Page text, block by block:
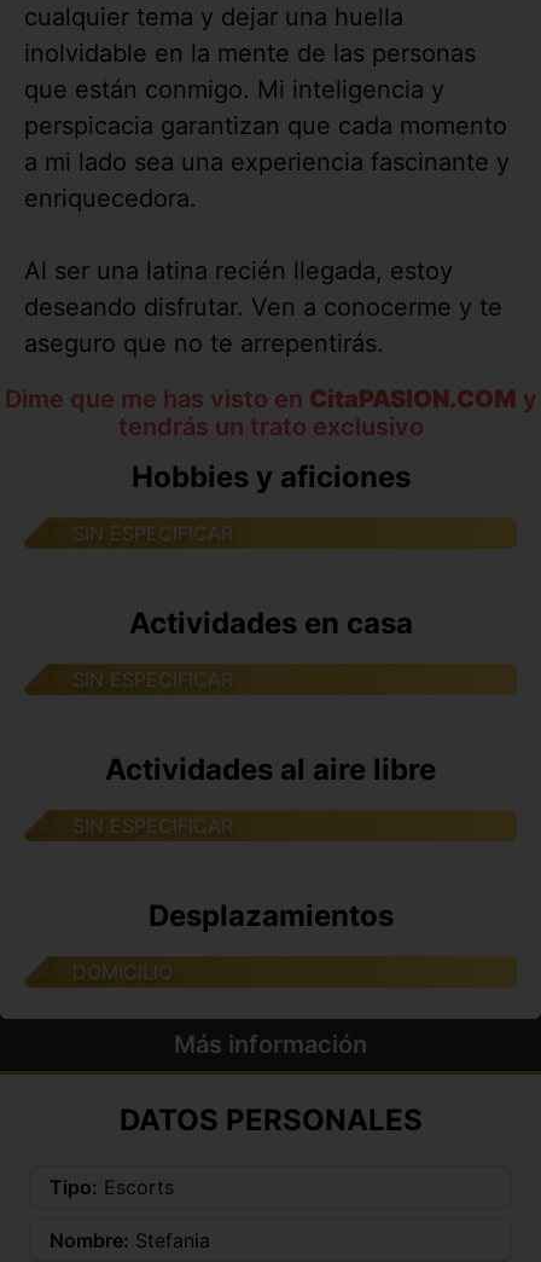
cualquier tema y dejar una huella
inolvidable en la mente de las personas
que están conmigo. Mi inteligencia y
perspicacia garantizan que cada momento
a mi lado sea una experiencia fascinante y
enriquecedora.
Al ser una latina recién llegada, estoy
deseando disfrutar. Ven a conocerme y te
aseguro que no te arrepentirás.
Dime que me has visto en CitaPASION.COM y
tendrás un trato exclusivo
Hobbies y aficiones
SIN ESPECIFICAR
Actividades en casa
SIN ESPECIFICAR
Actividades al aire libre
SIN ESPECIFICAR
Desplazamientos
DOMICILIO
Más información
DATOS PERSONALES
Tipo: Escorts
Nombre: Stefania